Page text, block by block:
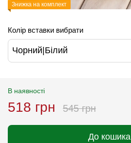
Знижка на комплект
Колір вставки вибрати
Чорний|Білий
В наявності
518 грн 545 грн
До кошика